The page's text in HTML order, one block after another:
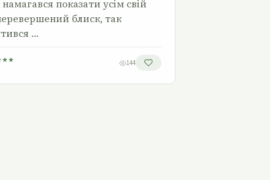
намагався показати усім свій
блиск, так
…
★★ 144